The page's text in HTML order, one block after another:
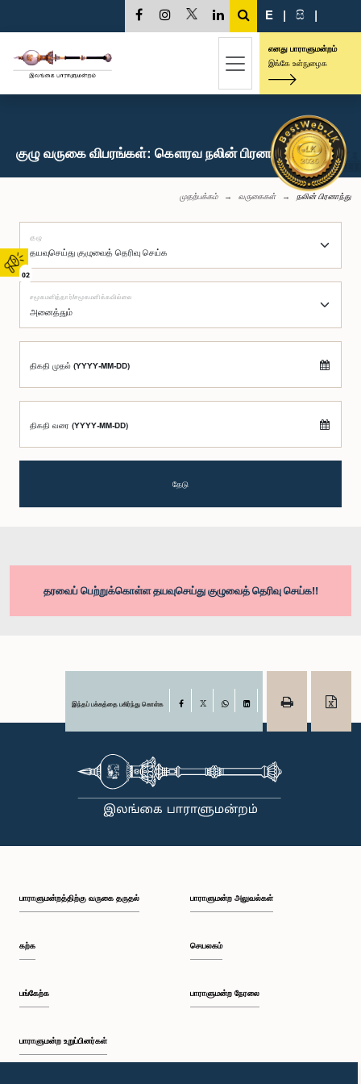
02
E | සි |
எனது பாராளுமன்றம்
இங்கே உள்நுழைக
குழு வருகை விபரங்கள்: கௌரவ நலின் பிரனாந்து, பா.உ.
முதற்பக்கம் வருகைகள் நலின் பிரனாந்து
குழு
சமூகமளித்தார்/சமூகமளிக்கவில்லை
திகதி முதல் (YYYY-MM-DD)
திகதி வரை (YYYY-MM-DD)
தேடு
தரவைப் பெற்றுக்கொள்ள தயவுசெய்து குழுவைத் தெரிவு செய்க!!
இந்தப் பக்கத்தை பகிர்ந்து கொள்க Facebook
பாராளுமன்றத்திற்கு வருகை தருதல்
கற்க
பங்கேற்க
பாராளுமன்ற உறுப்பினர்கள்
பாராளுமன்ற அலுவல்கள்
செயலகம்
பாராளுமன்ற நேரலை